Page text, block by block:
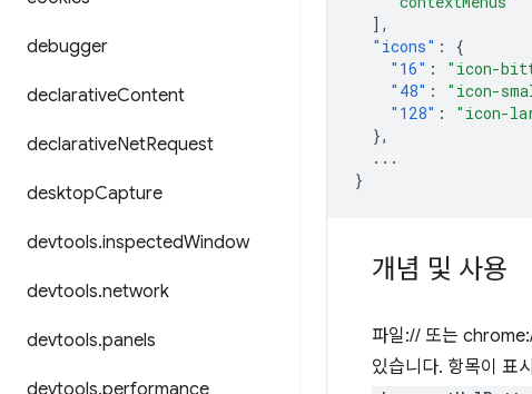
debugger
declarativeContent
declarativeNetRequest
desktopCapture
devtools.inspectedWindow
devtools.network
devtools.panels
devtools.performance
],
"icons" :
{
"16" : "icon-
"48" : "icon-
"128" :
"icon-
},
...
}
개념 및 사용
파일:// 또는
있습니다. 항목이 표